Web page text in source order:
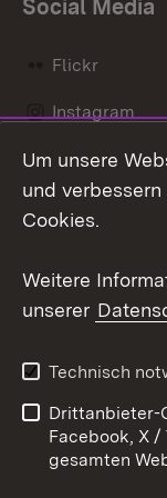
Social Media
Flickr
Instagram
Social Wall
Barrierefreiheit
Impressum
Um unsere
und
Cookies.
Weitere
unserer
Technisch
Drittanbieter-
Facebook, X
gesamten